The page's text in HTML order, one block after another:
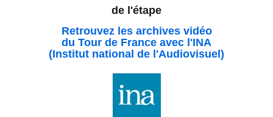
de l'étape
Retrouvez les archives vidéo
du Tour de France avec l'INA
(Institut national de l'Audiovisuel)